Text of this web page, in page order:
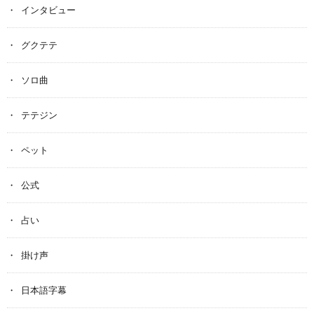
インタビュー
グクテテ
ソロ曲
テテジン
ペット
公式
占い
掛け声
日本語字幕